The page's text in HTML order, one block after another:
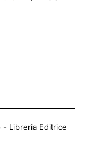
Libreria Editrice